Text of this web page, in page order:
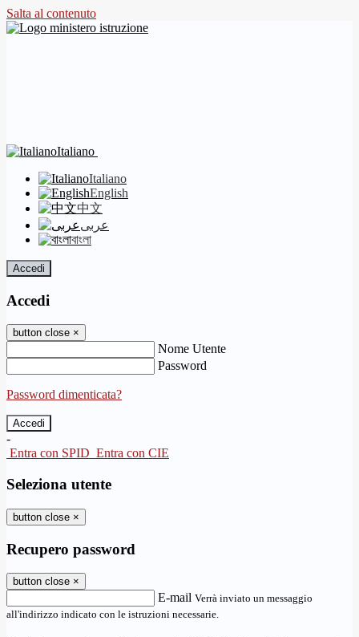
Salta al contenuto
Italiano
Italiano
English
中文
عربى
বাংলা
Accedi
Accedi
button close ×
Nome Utente
Password
Password dimenticata?
-
Entra con SPID Entra con CIE
Seleziona utente
button close ×
Recupero password
button close ×
E-mail Verrà inviato un messaggio
all'indirizzo indicato con le istruzioni necessarie.